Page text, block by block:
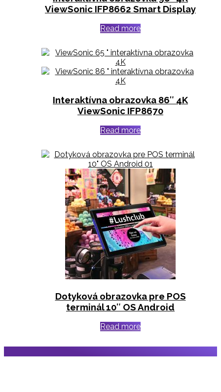
ViewSonic IFP8662 Smart Display
Read more
Interaktívna obrazovka 86″ 4K
ViewSonic IFP8670
Read more
Dotyková obrazovka pre POS
terminál 10″ OS Android
Read more